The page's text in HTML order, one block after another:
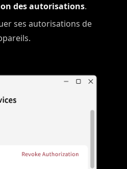
des autorisations.
ses autorisations de